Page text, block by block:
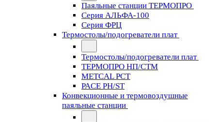
Паяльные станции ТЕРМОПРО
Серия АЛЬФА-100
Серия ФРЦ
Термостолы/подогреватели плат
Термостолы/подогреватели плат
ТЕРМОПРО НП/СТМ
METCAL PCT
PACE PH/ST
Конвекционные и термовоздушные
паяльные станции